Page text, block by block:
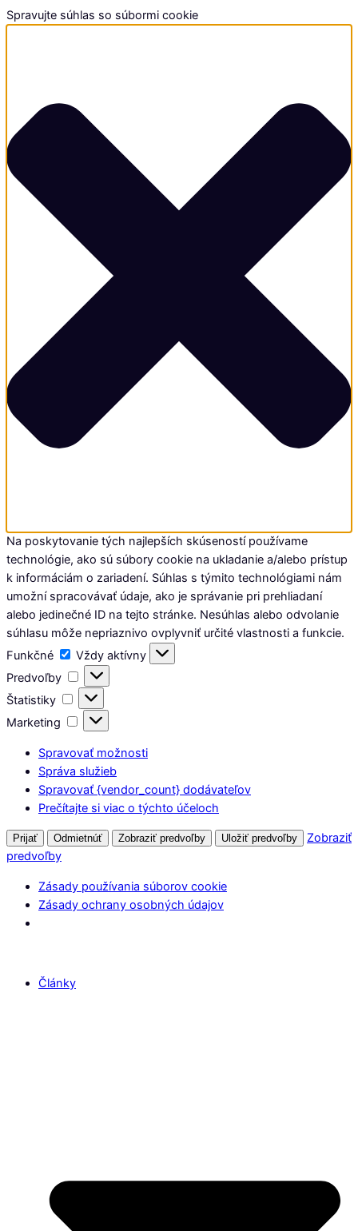
Spravujte súhlas so súbormi cookie
Na poskytovanie tých najlepších skúseností používame
technológie, ako sú súbory cookie na ukladanie a/alebo prístup
k informáciám o zariadení. Súhlas s týmito technológiami nám
umožní spracovávať údaje, ako je správanie pri prehliadaní
alebo jedinečné ID na tejto stránke. Nesúhlas alebo odvolanie
súhlasu môže nepriaznivo ovplyvniť určité vlastnosti a funkcie.
Funkčné
Funkčné
Vždy aktívny
Predvoľby
Predvoľby
Štatistiky
Štatistiky
Marketing
Marketing
Spravovať možnosti
Správa služieb
Spravovať {vendor_count} dodávateľov
Prečítajte si viac o týchto účeloch
Prijať Odmietnúť Zobraziť predvoľby Uložiť predvoľby
Zobraziť
predvoľby
Zásady používania súborov cookie
Zásady ochrany osobných údajov
Články